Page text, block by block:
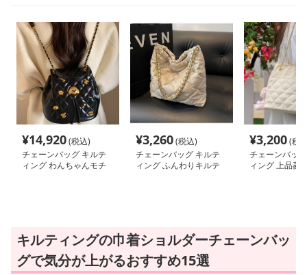
¥14,920(税込)
チェーンバッグ キルテ
ィング わんちゃんモチ
¥3,260(税込)
チェーンバッグ キルテ
ィング ふんわりキルテ
¥3,200(税
チェーンバッ
ィング 上品菱
キルティングの巾着ショルダーチェーンバッ
グで気分が上がるおすすめ15選